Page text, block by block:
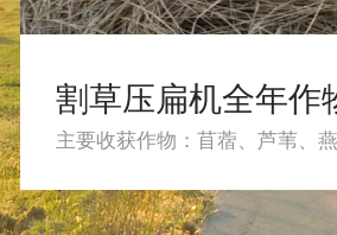
割草压扁机全年作